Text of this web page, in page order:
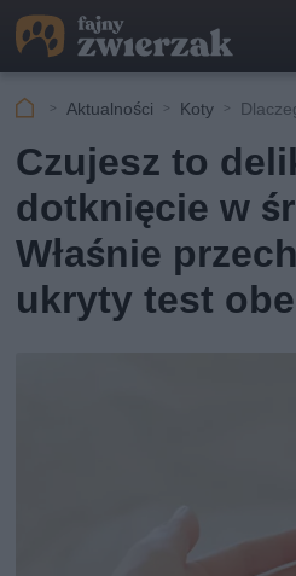
Aktualności Koty
Czujesz to
dotknięcie w
Właśnie
ukryty test